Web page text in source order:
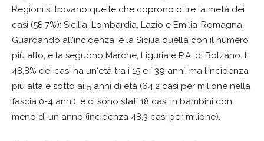
Regioni si trovano quelle che coprono oltre la metà dei
casi (58,7%): Sicilia, Lombardia, Lazio e Emilia-Romagna.
Guardando all’incidenza, è la Sicilia quella con il numero
più alto, e la seguono Marche, Liguria e P.A. di Bolzano. Il
48,8% dei casi ha un‘età tra i 15 e i 39 anni, ma l’incidenza
più alta è sotto ai 5 anni di età (64,2 casi per milione nella
fascia 0-4 anni), e ci sono stati 18 casi in bambini con
meno di un anno (incidenza 48,3 casi per milione).